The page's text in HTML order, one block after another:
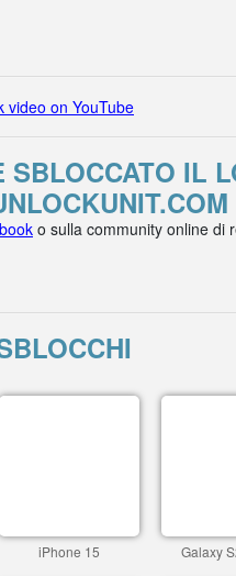
video on YouTube
IL
o sulla community online di
iPhone 15 Galaxy